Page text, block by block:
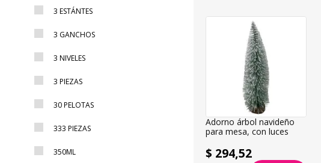
Adorno árbol navideño
para mesa, con luces
$ 294,52
3 ESTÁNTES
3 GANCHOS
3 NIVELES
3 PIEZAS
30 PELOTAS
333 PIEZAS
350ML